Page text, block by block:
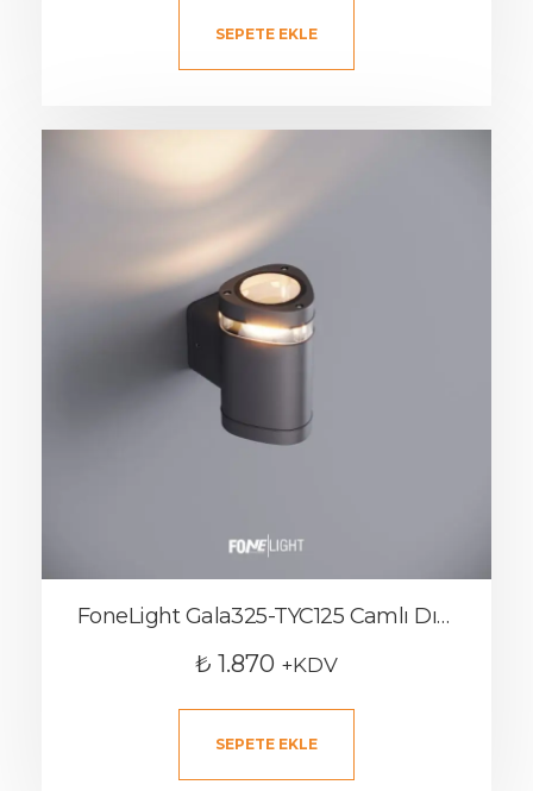
SEPETE EKLE
FoneLight Gala325-TYC125 Camlı Dış Mekan Aplik
₺ 1.870 +KDV
SEPETE EKLE